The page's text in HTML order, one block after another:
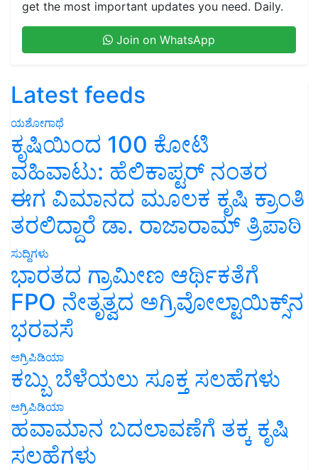
get the most important updates you need. Daily.
Join on WhatsApp
Latest feeds
ಯಶೋಗಾಥೆ
ಕೃಷಿಯಿಂದ 100 ಕೋಟಿ
ವಹಿವಾಟು: ಹೆಲಿಕಾಪ್ಟರ್ ನಂತರ
ಈಗ ವಿಮಾನದ ಮೂಲಕ ಕೃಷಿ ಕ್ರಾಂತಿ
ತರಲಿದ್ದಾರೆ ಡಾ. ರಾಜಾರಾಮ್ ತ್ರಿಪಾಠಿ
ಸುದ್ದಿಗಳು
ಭಾರತದ ಗ್ರಾಮೀಣ ಆರ್ಥಿಕತೆಗೆ
FPO ನೇತೃತ್ವದ ಅಗ್ರಿವೋಲ್ಟಾಯಿಕ್ಸ್‌ನ
ಭರವಸೆ
ಅಗ್ರಿಪಿಡಿಯಾ
ಕಬ್ಬು ಬೆಳೆಯಲು ಸೂಕ್ತ ಸಲಹೆಗಳು
ಅಗ್ರಿಪಿಡಿಯಾ
ಹವಾಮಾನ ಬದಲಾವಣೆಗೆ ತಕ್ಕ ಕೃಷಿ
ಸಲಹೆಗಳು